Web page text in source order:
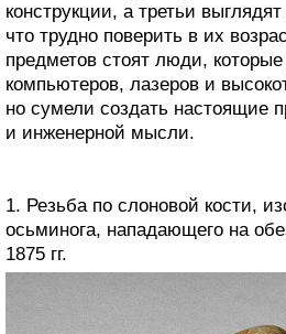
конструкции, а третьи
что трудно поверить в их
предметов стоят люди,
компьютеров, лазеров и
но сумели создать настоящие
и инженерной мысли.
1. Резьба по слоновой кости,
осьминога, нападающего на
1875 гг.